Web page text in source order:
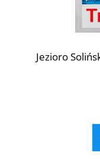
Jezioro